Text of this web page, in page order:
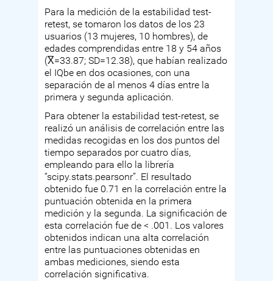
Para la medición de la estabilidad test-
retest, se tomaron los datos de los 23
usuarios (13 mujeres, 10 hombres), de
edades comprendidas entre 18 y 54 años
(X̅=33.87; SD=12.38), que habían realizado
el IQbe en dos ocasiones, con una
separación de al menos 4 días entre la
primera y segunda aplicación.
Para obtener la estabilidad test-retest, se
realizó un análisis de correlación entre las
medidas recogidas en los dos puntos del
tiempo separados por cuatro días,
empleando para ello la librería
“scipy.stats.pearsonr”. El resultado
obtenido fue 0.71 en la correlación entre la
puntuación obtenida en la primera
medición y la segunda. La significación de
esta correlación fue de < .001. Los valores
obtenidos indican una alta correlación
entre las puntuaciones obtenidas en
ambas mediciones, siendo esta
correlación significativa.